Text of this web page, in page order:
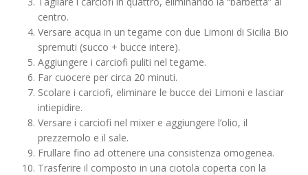
centro.
Versare acqua in un tegame con due Limoni di Sicilia Bio
spremuti (succo + bucce intere).
Aggiungere i carciofi puliti nel tegame.
Far cuocere per circa 20 minuti.
Scolare i carciofi, eliminare le bucce dei Limoni e lasciar
intiepidire.
Versare i carciofi nel mixer e aggiungere l’olio, il
prezzemolo e il sale.
Frullare fino ad ottenere una consistenza omogenea.
Trasferire il composto in una ciotola coperta con la